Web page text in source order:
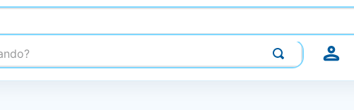
Construindo